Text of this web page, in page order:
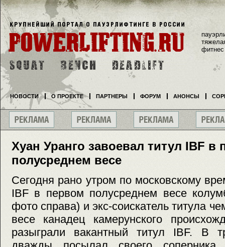
Хуан Уранго завоевал титул IBF в
полусреднем весе
Сегодня рано утром по московскому
IBF в первом полусреднем весе
фото справа) и экс-соискатель титула
весе канадец камерунского
разыграли вакантный титул IBF. В
фитнес
НОВОСТИ О ПРОЕКТЕ ПАРТНЕРЫ ФОРУМ АНОНСЫ